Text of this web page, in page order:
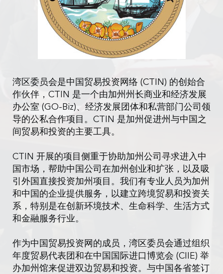
湾区委员会是中国贸易投资网络 (CTIN) 的创始合
作伙伴，CTIN 是一个由加州州长商业和经济发展
办公室 (GO-Biz)、经济发展团体和私营部门公司领
导的公私合作项目。CTIN 是加州促进州与中国之
间贸易和投资的主要工具。
CTIN 开展的项目侧重于协助加州公司寻求进入中
国市场，帮助中国公司在加州创业和扩张，以及吸
引外国直接投资加州项目。我们有专业人员为加州
和中国的企业提供服务，以建立跨境贸易和投资关
系，特别是在创新环境技术、生命科学、生活方式
和金融服务行业。
作为中国贸易投资网的成员，湾区委员会通过组织
年度贸易代表团和在中国国际进口博览会 (CIIE) 举
办加州馆来促进双边贸易和投资。与中国各省签订